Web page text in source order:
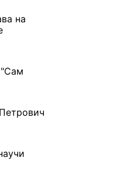
на
"Сам